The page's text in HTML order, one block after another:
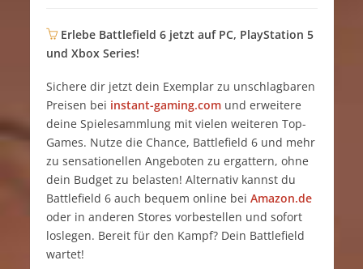
Erlebe Battlefield 6 jetzt auf PC, PlayStation 5
und Xbox Series!
Sichere dir jetzt dein Exemplar zu unschlagbaren
Preisen bei instant-gaming.comund erweitere
deine Spielesammlung mit vielen weiteren Top-
Games. Nutze die Chance, Battlefield 6 und mehr
zu sensationellen Angeboten zu ergattern, ohne
dein Budget zu belasten! Alternativ kannst du
Battlefield 6 auch bequem online bei Amazon.de
oder in anderen Stores vorbestellen und sofort
loslegen. Bereit für den Kampf? Dein Battlefield
wartet!